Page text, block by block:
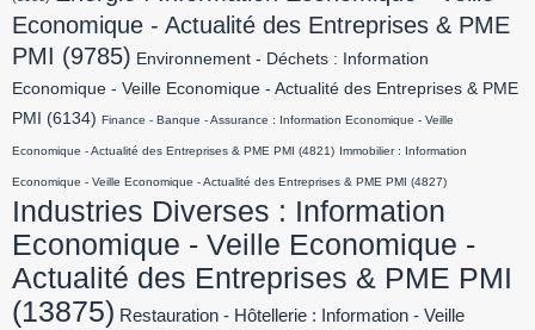
Economique - Actualité des Entreprises & PME
PMI (9785) Environnement - Déchets : Information
Economique - Veille Economique - Actualité des Entreprises & PME
PMI
(6134) Finance - Banque - Assurance : Information Economique - Veille
Economique - Actualité des Entreprises & PME PMI (4821) Immobilier : Information
Economique - Veille Economique - Actualité des Entreprises & PME PMI (4827)
Industries Diverses : Information
Economique - Veille Economique -
Actualité des Entreprises & PME PMI
(13875) Restauration - Hôtellerie : Information - Veille